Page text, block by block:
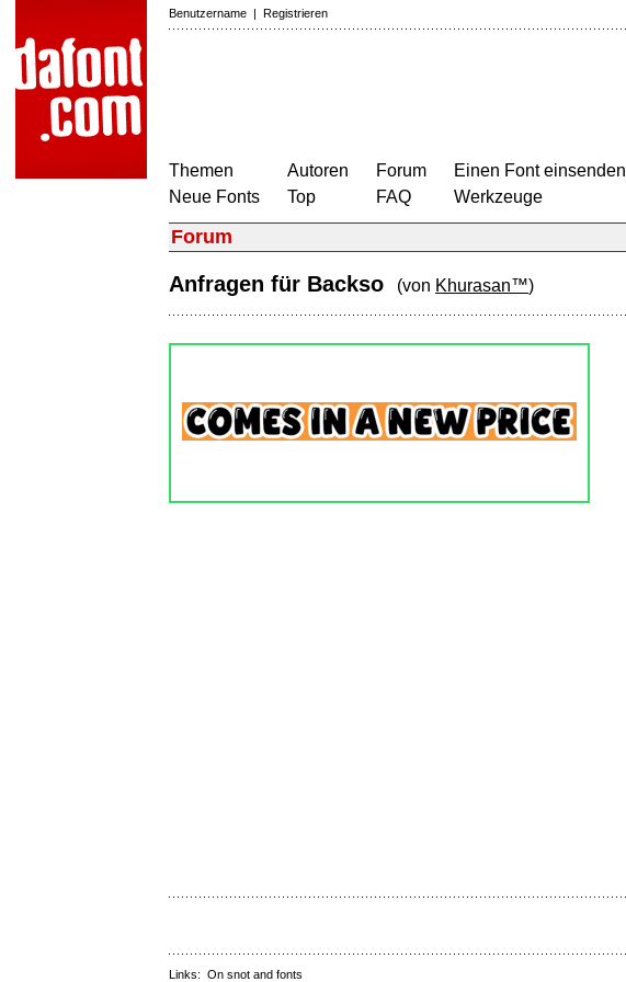
Benutzername | Registrieren
Themen
Neue Fonts
Autoren
Top
Forum
FAQ
Einen Font einsenden
Werkzeuge
Forum
Anfragen für Backso (von Khurasan™)
Links: On snot and fonts